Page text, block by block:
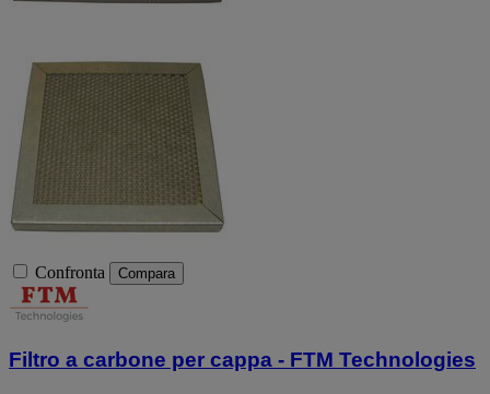
Confronta Compara
Filtro a carbone per cappa - FTM Technologies